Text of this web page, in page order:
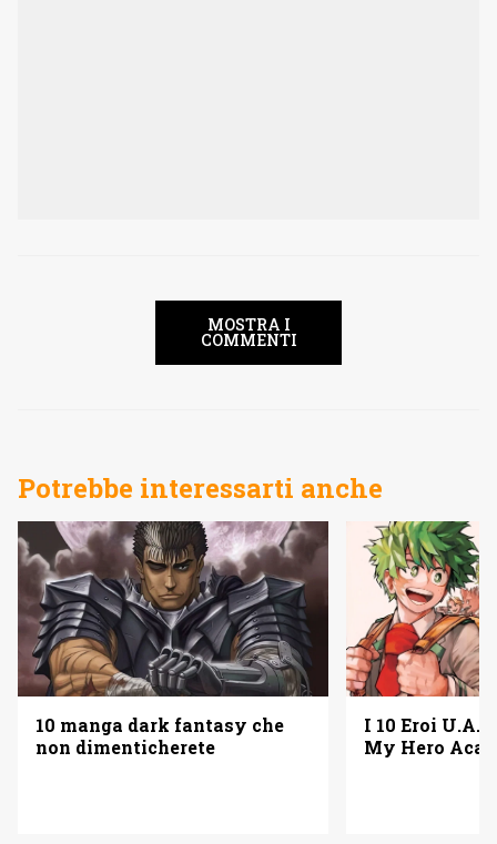
MOSTRA I
COMMENTI
Potrebbe interessarti anche
10 manga dark fantasy che
non dimenticherete
I 10 Eroi U.A.
My Hero